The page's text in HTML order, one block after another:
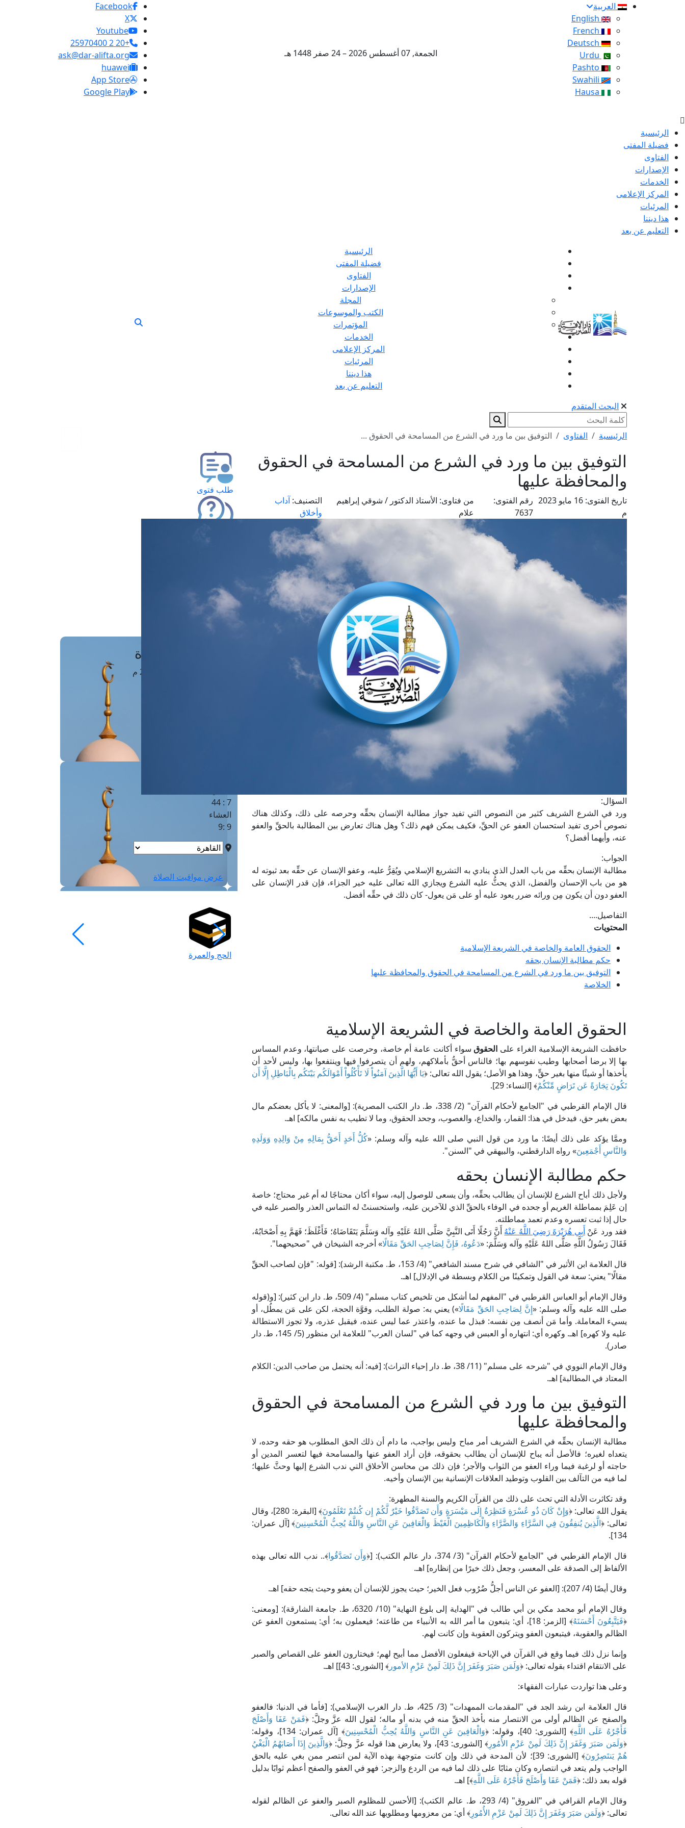
العربية
الجمعة, 07 أغسطس 2026 – 24 صفر 1448 هـ
Facebook
X
Youtube
+20 2 25970400
ask@dar-alifta.org
huawei
App Store
Google Play
الرئيسية
فضيلة المفتى
الفتاوى
الإصدارات
الخدمات
المركز الإعلامى
المرئيات
هذا ديننا
التعليم عن بعد
الرئيسية
فضيلة المفتى
الفتاوى
الإصدارات
المجلة
الكتب والموسوعات
المؤتمرات
الخدمات
المركز الإعلامى
المرئيات
هذا ديننا
التعليم عن بعد
البحث المتقدم
الرئيسية الفتاوى التوفيق بين ما ورد في الشرع من المسامحة في الحقوق ...
التوفيق بين ما ورد في الشرع من المسامحة في الحقوق
والمحافظة عليها
تاريخ الفتوى:
16 مايو 2023
م
رقم الفتوى:
7637
من فتاوى: الأستاذ الدكتور / شوقي إبراهيم
علام
التصنيف: آداب
وأخلاق
السؤال:
ورد في الشرع الشريف كثير من النصوص التي تفيد جواز مطالبة الإنسان بحقِّه وحرصه على ذلك، وكذلك هناك
نصوص أخرى تفيد استحسان العفو عن الحقِّ، فكيف يمكن فهم ذلك؟ وهل هناك تعارض بين المطالبة بالحقِّ والعفو
عنه، وأيهما أفضل؟
الجواب:
مطالبة الإنسان بحقِّه من باب العدل الذي ينادي به التشريع الإسلامي ويُقِرُّ عليه، وعفو الإنسان عن حقِّه بعد ثبوته له
هو من باب الإحسان والفضل، الذي يحثُّ عليه الشرع ويجازي الله تعالى عليه خير الجزاء، فإن قدر الإنسان على
العفو دون أن يكون مِن ورائه ضرر يعود عليه أو على مَن يعول- كان ذلك في حقِّه أفضل.
التفاصيل....
المحتويات
الحقوق العامة والخاصة في الشريعة الإسلامية
حكم مطالبة الإنسان بحقه
التوفيق بين ما ورد في الشرع من المسامحة في الحقوق والمحافظة عليها
الخلاصة
الحقوق العامة والخاصة في الشريعة الإسلامية
حافظت الشريعة الإسلامية الغراء على الحقوق سواء أكانت عامة أم خاصة، وحرصت على صيانتها، وعدم المساس
بها إلا برضا أصحابها وطيب نفوسهم بها؛ فالناس أحقُّ بأملاكهم، ولهم أن يتصرفوا فيها وينتفعوا بها، وليس لأحد أن
يأخذها أو شيئًا منها بغير حقٍّ، وهذا هو الأصل؛ يقول الله تعالى: ﴿يَا أَيُّهَا الَّذِينَ آمَنُواْ لَا تَأْكُلُواْ أَمْوَالَكُم بَيْنَكُم بِالْبَاطِلِ إِلَّا أَن
تَكُونَ تِجَارَةً عَن تَرَاضٍ مِّنْكُمْ﴾ [النساء: 29].
قال الإمام القرطبي في "الجامع لأحكام القرآن" (2/ 338، ط. دار الكتب المصرية): [والمعنى: لا يأكل بعضكم مال
بعض بغير حق، فيدخل في هذا: القمار، والخداع، والغصوب، وجحد الحقوق، وما لا تطيب به نفس مالكه] اهـ.
وممَّا يؤكد على ذلك أيضًا: ما ورد من قول النبي صلى الله عليه وآله وسلم: «كُلُّ أَحَدٍ أَحَقُّ بِمَالِهِ مِنْ وَالِدِهِ وَوَلَدِهِ
وَالنَّاسِ أَجْمَعِينَ» رواه الدارقطني، والبيهقي في "السنن".
حكم مطالبة الإنسان بحقه
ولأجل ذلك أباح الشرع للإنسان أن يطالب بحقِّه، وأن يسعى للوصول إليه، سواء أكان محتاجًا له أم غير محتاج؛ خاصة
إن عَلِمَ بمماطلة الغريم أو جحده في الوفاء بالحقِّ الذي للآخرين عليه، واستحسنتْ له التماس العذر والصبر عليه في
حال إذا ثبت تعسره وعدم تعمد مماطلته.
فقد ورد عَنْأَبِي هُرَيْرَةَ رَضِيَ اللَّهُ عَنْهُ أَنَّ رَجُلًا أَتَى النَّبِيَّ صَلَّى اللهُ عَلَيْهِ وآله وَسَلَّمَ يَتَقَاضَاهُ؛ فَأَغْلَظَ؛ فَهَمَّ بِهِ أَصْحَابُهُ،
فَقَالَ رَسُولُ اللَّهِ صَلَّى اللهُ عَلَيْهِ وآله وَسَلَّمَ: «دَعُوهُ، فَإِنَّ لِصَاحِبِ الحَقِّ مَقَالًا» أخرجه الشيخان في "صحيحهما".
قال العلامة ابن الأثير في "الشافي في شرح مسند الشافعي" (4/ 153، ط. مكتبة الرشد): [قوله: "فإن لصاحب الحقِّ
مقالًا" يعني: سعة في القول وتمكينًا من الكلام وبسطة في الإدلال] اهـ.
وقال الإمام أبو العباس القرطبي في "المفهم لما أشكل من تلخيص كتاب مسلم" (4/ 509، ط. دار ابن كثير): [و(قوله
صلى الله عليه وآله وسلم: «إِنَّ لِصَاحِبِ الحَقِّ مَقَالًا») يعني به: صولة الطلب، وقوَّة الحجة، لكن على مَن يمطُل، أو
يسيء المعاملة. وأما مَن أنصف مِن نفسه: فبذل ما عنده، واعتذر عما ليس عنده، فيقبل عذره، ولا تجوز الاستطالة
عليه ولا كهره] اهـ. وكهره أي: انتهاره أو العبس في وجهه كما في "لسان العرب" للعلامة ابن منظور (5/ 145، ط. دار
صادر).
وقال الإمام النووي في "شرحه على مسلم" (11/ 38، ط. دار إحياء التراث): [فيه: أنه يحتمل من صاحب الدين: الكلام
المعتاد في المطالبة] اهـ.
التوفيق بين ما ورد في الشرع من المسامحة في الحقوق
والمحافظة عليها
مطالبة الإنسان بحقِّه في الشرع الشريف أمر مباح وليس بواجب، ما دام أن ذلك الحق المطلوب هو حقه وحده، لا
يتعداه لغيره؛ فالأصل أنه يباح للإنسان أن يطالب بحقوقه، فإن أراد العفو عنها والمسامحة فيها لتعسر المدين أو
حاجته أو لرغبة فيما وراء العفو من الثواب والأجر؛ فإن ذلك من محاسن الأخلاق التي ندب الشرع إليها وحثَّ عليها؛
لما فيه من التآلف بين القلوب وتوطيد العلاقات الإنسانية بين الإنسان وأخيه.
وقد تكاثرت الأدلة التي تحث على ذلك من القرآن الكريم والسنة المطهرة:
يقول الله تعالى: ﴿وَإِنْ كَانَ ذُو عُسْرَةٍ فَنَظِرَةٌ إِلَى مَيْسَرَةٍ وَأَن تَصَدَّقُوا خَيْرٌ لَّكُمْ إِن كُنتُمْ تَعْلَمُونَ
﴾ [البقرة: 280]، وقال
تعالى: ﴿الَّذِينَ يُنفِقُونَ فِي السَّرَّاءِ وَالضَّرَّاءِ وَالْكَاظِمِينَ الْغَيْظَ وَالْعَافِينَ عَنِ النَّاسِ وَاللَّهُ يُحِبُّ الْمُحْسِنِينَ﴾ [آل عمران:
134].
قال الإمام القرطبي في "الجامع لأحكام القرآن" (3/ 374، دار عالم الكتب): [﴿
وَأَن تَصَدَّقُوا﴾.. ندب الله تعالى بهذه
الألفاظ إلى الصدقة على المعسر، وجعل ذلك خيرًا من إنظاره] اهـ.
وقال أيضًا (4/ 207): [العفو عن الناس أجلُّ ضُرُوب فعل الخير؛ حيث يجوز للإنسان أن يعفو وحيث يتجه حقه] اهـ.
وقال الإمام أبو محمد مكي بن أبي طالب في "الهداية إلى بلوغ النهاية" (10/ 6320، ط. جامعة الشارقة): [ومعنى:
﴿فَيَتَّبِعُونَ أَحْسَنَهُ
﴾ [الزمر: 18]، أي: يتبعون ما أمر الله به الأنبياء من طاعته؛ فيعملون به؛ أي: يستمعون العفو عن
الظالم والعقوبة، فيتبعون العفو ويتركون العقوبة وإن كانت لهم.
وإنما نزل ذلك فيما وقع في القرآن في الإباحة فيفعلون الأفضل مما أبيح لهم؛ فيختارون العفو على القصاص والصبر
على الانتقام اقتداء بقوله تعالى: ﴿وَلَمَن صَبَرَ وَغَفَرَ إِنَّ ذَلِكَ لَمِنْ عَزْمِ الأمور ﴾ [الشورى: 43]] اهـ.
وعلى هذا تواردت عبارات الفقهاء:
قال العلامة ابن رشد الجد في "المقدمات الممهدات" (3/ 425، ط. دار الغرب الإسلامي): [فأما في الدنيا: فالعفو
والصفح عن الظالم أولى من الانتصار منه بأخذ الحقِّ منه في بدنه أو ماله؛ لقول الله عزَّ وجلَّ: ﴿فَمَنْ عَفَا وَأَصْلَحَ
فَأَجْرُهُ عَلَى اللَّهِ﴾ [الشورى: 40]، وقوله: ﴿ وَالْعَافِينَ عَنِ النَّاسِ وَاللَّهُ يُحِبُّ الْمُحْسِنِينَ
﴾ [آل عمران: 134]، وقوله:
﴿وَلَمَن صَبَرَ وَغَفَرَ إِنَّ ذَلِكَ لَمِنْ عَزْمِ الأُمُورِ ﴾ [الشورى: 43]، ولا يعارض هذا قوله عزَّ وجلَّ: ﴿
وَالَّذِينَ إِذَا أَصَابَهُمُ الْبَغْيُ
هُمْ يَنتَصِرُونَ
﴾ [الشورى: 39]؛ لأن المدحة في ذلك وإن كانت متوجهة بهذه الآية لمن انتصر ممن بغي عليه بالحق
الواجب ولم يتعد في انتصاره وكان مثابًا على ذلك لما فيه من الردع والزجر: فهو في العفو والصفح أعظم ثوابًا بدليل
قوله بعد ذلك: ﴿فَمَنْ عَفَا وَأَصْلَحَ فَأَجْرُهُ عَلَى اللَّهِ﴾] اهـ.
وقال الإمام القرافي في "الفروق" (4/ 293، ط. عالم الكتب): [الأحسن للمظلوم الصبر والعفو عن الظالم لقوله
تعالى: ﴿وَلَمَن صَبَرَ وَغَفَرَ إِنَّ ذَلِكَ لَمِنْ عَزْمِ الأُمُورِ ﴾ أي: من معزومها ومطلوبها عند الله تعالى.
طلب فتوى
مَواقِيتُ الصَّـــلاة
7 : 44
العشاء
9 :9
عرض مواقيت الصلاة
الحج والعمرة